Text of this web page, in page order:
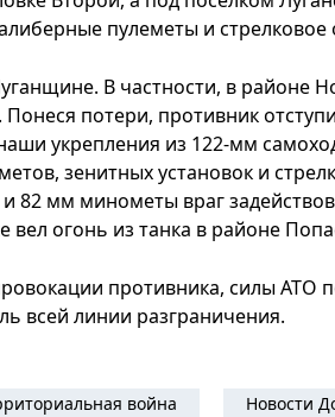
пулеметы и стрелковое
В частности, в районе
потери, противник
укрепления из 122-мм
зенитных установок и
82 мм минометы враг
вел огонь из танка в районе
противника, силы АТО
всей линии разграничения.
война Новости